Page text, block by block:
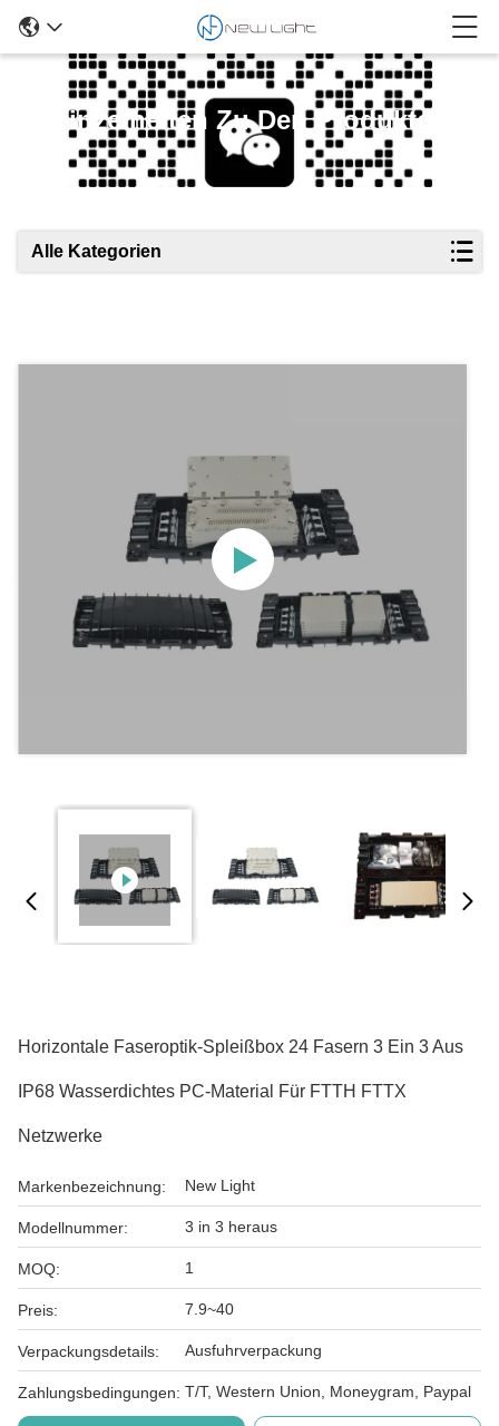
Einzelheiten Zu Den Produkten
Alle Kategorien
Horizontale Faseroptik-Spleißbox 24 Fasern 3 Ein 3 Aus
IP68 Wasserdichtes PC-Material Für FTTH FTTX
Netzwerke
Markenbezeichnung: New Light
Modellnummer: 3 in 3 heraus
MOQ: 1
Preis: 7.9~40
Verpackungsdetails: Ausfuhrverpackung
Zahlungsbedingungen: T/T, Western Union, Moneygram, Paypal